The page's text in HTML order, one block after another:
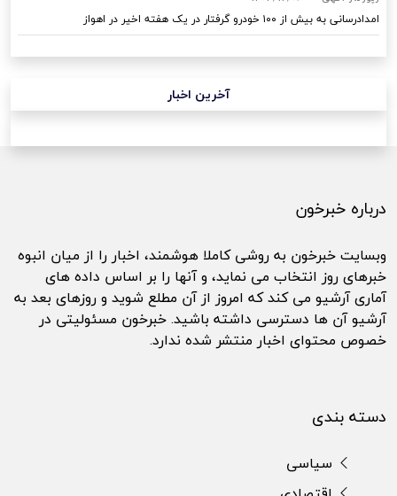
امدادرسانی به بیش از ۱۰۰ خودرو گرفتار در یک هفته اخیر در اهواز
آخرین اخبار
درباره خبرخون
وبسایت خبرخون به روشی کاملا هوشمند، اخبار را از میان انبوه
خبرهای روز انتخاب می نماید، و آنها را بر اساس داده های
آماری آرشیو می کند که امروز از آن مطلع شوید و روزهای بعد به
آرشیو آن ها دسترسی داشته باشید. خبرخون مسئولیتی در
خصوص محتوای اخبار منتشر شده ندارد.
دسته بندی
سیاسی